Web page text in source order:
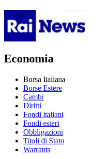
Economia
Borsa Italiana
Borse Estere
Cambi
Diritti
Fondi italiani
Fondi esteri
Obbligazioni
Titoli di Stato
Warrants